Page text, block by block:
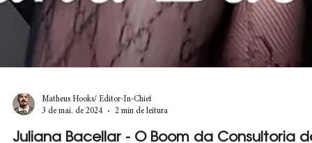
Matheus Hooks/ Editor-In-Chief